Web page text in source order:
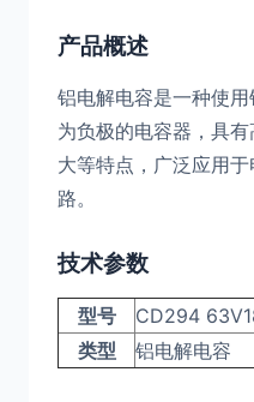
产品概述
铝电解电容是一种使
为负极的电容器，具
大等特点，广泛应用
路。
技术参数
型号
CD294
类型
铝电解电容